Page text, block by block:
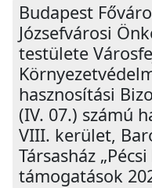
Budapest
Józsefvárosi
testülete
hasznosítási
(IV. 07.) számú
VIII. kerület,
Társasház
támogatások